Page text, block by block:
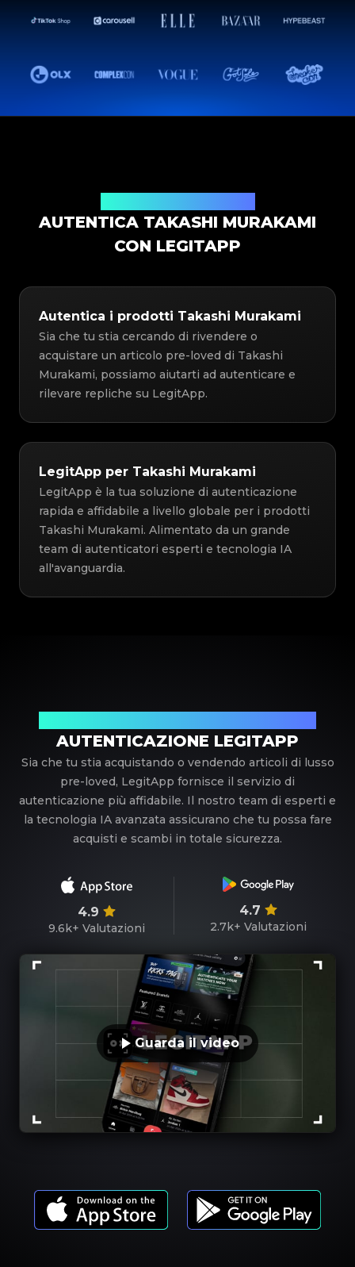
AUTENTICA TAKASHI MURAKAMI
CON LEGITAPP
Autentica i prodotti Takashi Murakami
Sia che tu stia cercando di rivendere o
acquistare un articolo pre-loved di Takashi
Murakami, possiamo aiutarti ad autenticare e
rilevare repliche su LegitApp.
LegitApp per Takashi Murakami
LegitApp è la tua soluzione di autenticazione
rapida e affidabile a livello globale per i prodotti
Takashi Murakami. Alimentato da un grande
team di autenticatori esperti e tecnologia IA
all'avanguardia.
AUTENTICAZIONE LEGITAPP
Sia che tu stia acquistando o vendendo articoli di lusso
pre-loved, LegitApp fornisce il servizio di
autenticazione più affidabile. Il nostro team di esperti e
la tecnologia IA avanzata assicurano che tu possa fare
acquisti e scambi in totale sicurezza.
4.9
9.6k+ Valutazioni
4.7
2.7k+ Valutazioni
Guarda il video